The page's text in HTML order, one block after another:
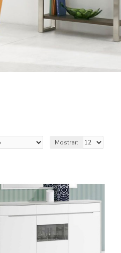
Mostrar: